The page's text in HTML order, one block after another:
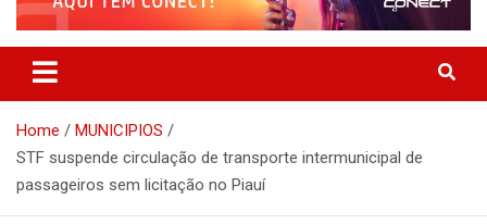
Home
MUNICIPIOS
STF suspende circulação de transporte intermunicipal de
passageiros sem licitação no Piauí